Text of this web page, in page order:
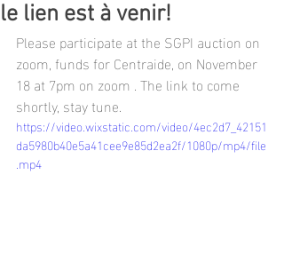
le lien est à venir!
Please participate at the SGPI auction on
zoom, funds for Centraide, on November
18 at 7pm on zoom . The link to come
shortly, stay tune.
https://video.wixstatic.com/video/4ec2d7_42151
da5980b40e5a41cee9e85d2ea2f/1080p/mp4/file
.mp4